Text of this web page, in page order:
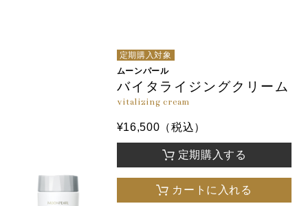
定期購入対象
ムーンパール
バイタライジングクリーム
vitalizing cream
¥16,500（税込）
定期購入する
カートに入れる